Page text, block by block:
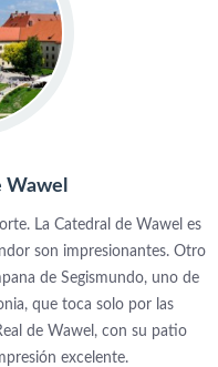
Wawel
La Catedral de Wawel es
son impresionantes. Otro
de Segismundo, uno de
que toca solo por las
de Wawel, con su patio
excelente.